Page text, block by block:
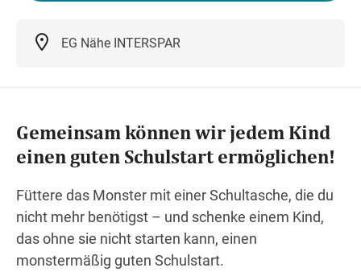
EG Nähe INTERSPAR
Gemeinsam können wir jedem Kind
einen guten Schulstart ermöglichen!
Füttere das Monster mit einer Schultasche, die du
nicht mehr benötigst – und schenke einem Kind,
das ohne sie nicht starten kann, einen
monstermäßig guten Schulstart.